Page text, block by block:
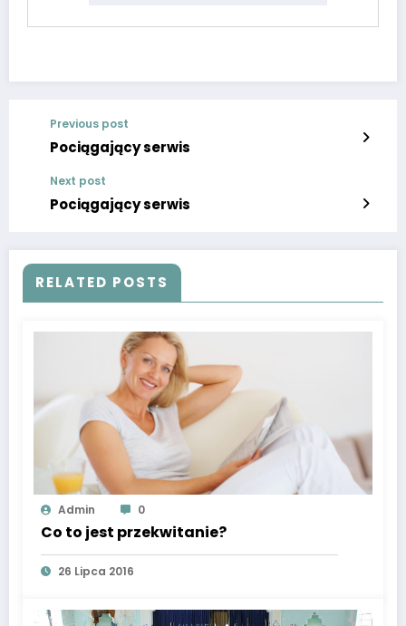
Previous post
Pociągający serwis
Next post
Pociągający serwis
RELATED POSTS
Admin 0
Co to jest przekwitanie?
26 Lipca 2016